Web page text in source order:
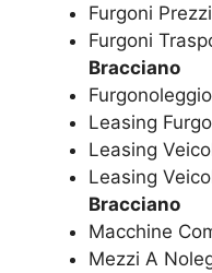
Furgoni Prezzi
Furgoni
Bracciano
Furgonoleggio
Leasing
Leasing
Leasing
Bracciano
Macchine
Mezzi A